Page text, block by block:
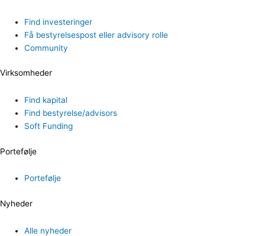
Find investeringer
Få bestyrelsespost eller advisory rolle
Community
Virksomheder
Find kapital
Find bestyrelse/advisors
Soft Funding
Portefølje
Portefølje
Nyheder
Alle nyheder